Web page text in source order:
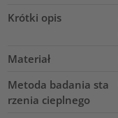
Krótki opis
Materiał
Metoda badania sta
rzenia cieplnego